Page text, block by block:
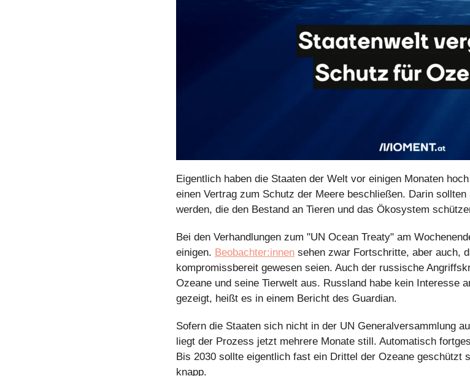
Eigentlich haben die Staaten der Welt vor einigen Monaten
einen Vertrag zum Schutz der Meere beschließen. Darin
werden, die den Bestand an Tieren und das Ökosystem
Bei den Verhandlungen zum "UN Ocean Treaty" am
einigen. Beobachter:innen sehen zwar Fortschritte, aber auch,
kompromissbereit gewesen seien. Auch der russische
Ozeane und seine Tierwelt aus. Russland habe kein Interesse
gezeigt, heißt es in einem Bericht des Guardian.
Sofern die Staaten sich nicht in der UN Generalversammlung
liegt der Prozess jetzt mehrere Monate still. Automatisch
Bis 2030 sollte eigentlich fast ein Drittel der Ozeane geschützt
knapp.